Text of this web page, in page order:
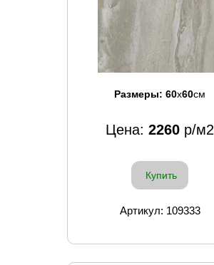
Размеры: 60x60см
Цена: 2260 р/м2
Купить
Артикул: 109333